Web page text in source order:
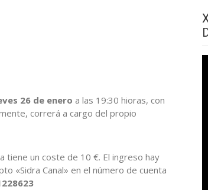
26 de enero a las 19:30 hioras, con
correrá a cargo del propio
tiene un coste de 10 €. El ingreso hay
«Sidra Canal» en el número de cuenta